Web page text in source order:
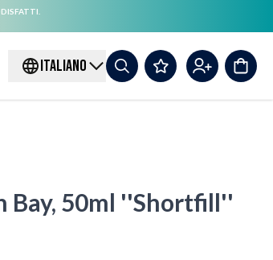
ITALIANO
Bay, 50ml ''Shortfill''